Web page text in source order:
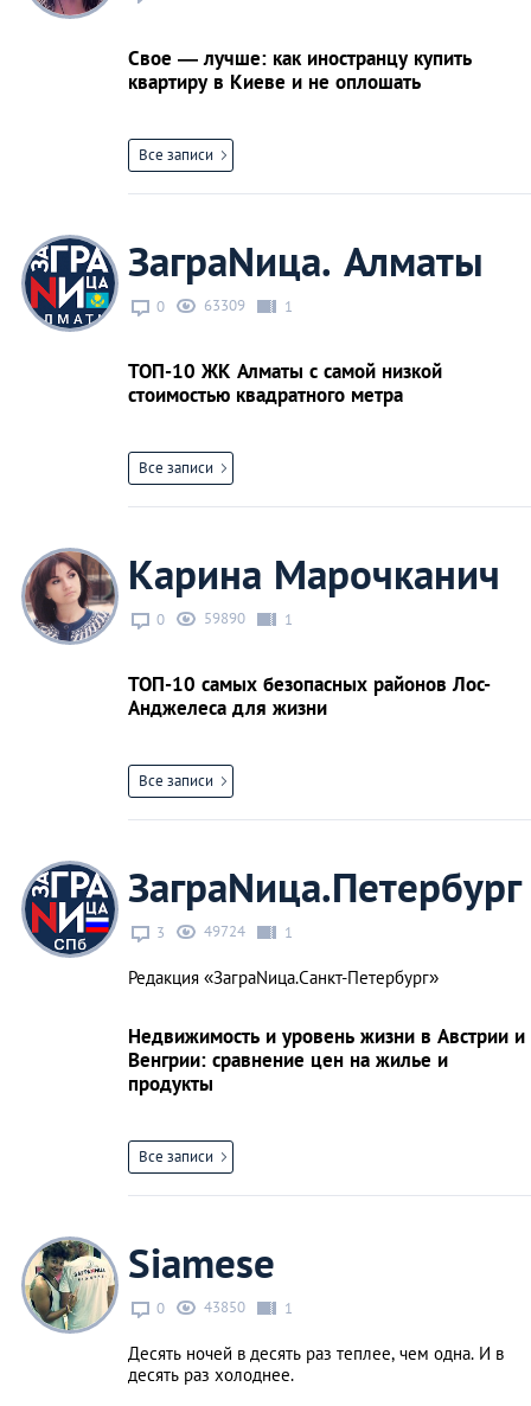
Свое — лучше: как иностранцу купить
квартиру в Киеве и не оплошать
Все записи
ЗаграNица. Алматы
0 63309 1
ТОП-10 ЖК Алматы с самой низкой
стоимостью квадратного метра
Все записи
Карина Марочканич
0 59890 1
ТОП-10 самых безопасных районов Лос-
Анджелеса для жизни
Все записи
ЗаграNица.Петербург
3 49724 1
Редакция «ЗаграNица.Санкт-Петербург»
Недвижимость и уровень жизни в Австрии и
Венгрии: сравнение цен на жилье и
продукты
Все записи
Siamese
0 43850 1
Десять ночей в десять раз теплее, чем одна. И в
десять раз холоднее.